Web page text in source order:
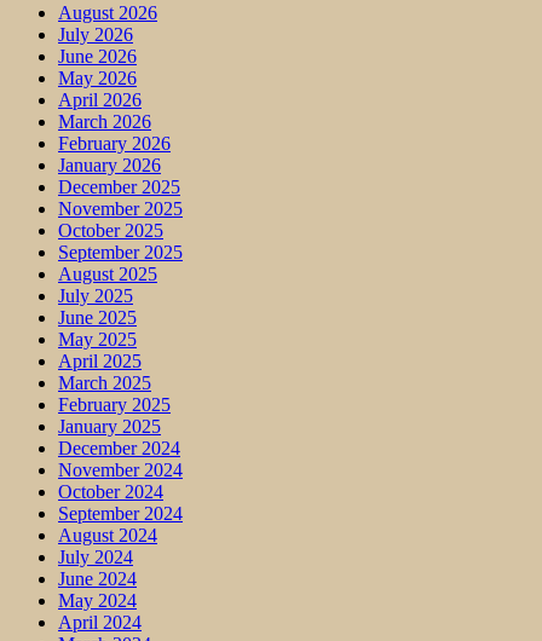
August 2026
July 2026
June 2026
May 2026
April 2026
March 2026
February 2026
January 2026
December 2025
November 2025
October 2025
September 2025
August 2025
July 2025
June 2025
May 2025
April 2025
March 2025
February 2025
January 2025
December 2024
November 2024
October 2024
September 2024
August 2024
July 2024
June 2024
May 2024
April 2024